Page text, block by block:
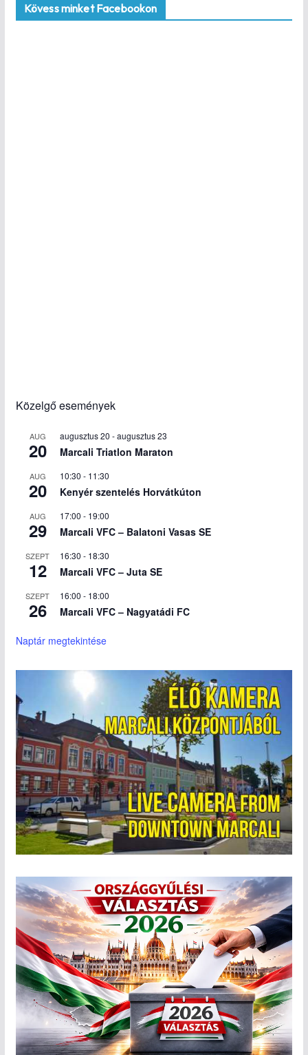
Kövess minket Facebookon
Közelgő események
AUG
20
augusztus 20 -augusztus 23
Marcali Triatlon Maraton
AUG
20
10:30 - 11:30
Kenyér szentelés Horvátkúton
AUG
29
17:00 - 19:00
Marcali VFC – Balatoni Vasas SE
SZEPT
12
16:30 - 18:30
Marcali VFC – Juta SE
SZEPT
26
16:00 - 18:00
Marcali VFC – Nagyatádi FC
Naptár megtekintése